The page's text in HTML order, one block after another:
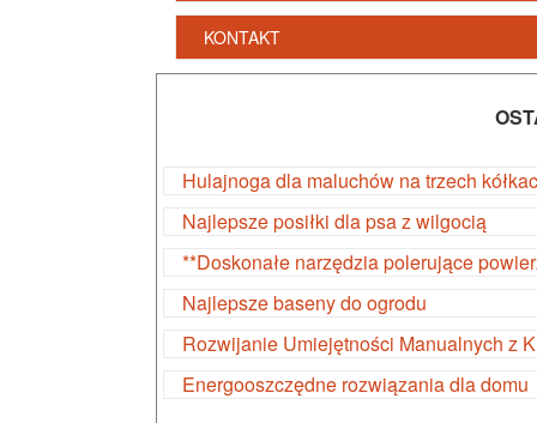
KONTAKT
Hulajnoga dla maluchów na trzech
Najlepsze posiłki dla psa z wilgocią
**Doskonałe narzędzia polerujące
Najlepsze baseny do ogrodu
Rozwijanie Umiejętności Manualnych z
Energooszczędne rozwiązania dla domu